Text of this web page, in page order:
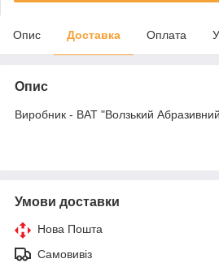
Опис Доставка Оплата
Опис
Виробник - ВАТ "Волзький
Умови доставки
Нова Пошта
Самовивіз